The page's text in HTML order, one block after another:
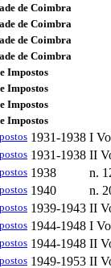
de Coimbra
de Coimbra
de Coimbra
de Coimbra
Impostos
Impostos
Impostos
Impostos
1931-1938 I
1931-1938 II
1938 n.
1940 n.
1939-1943 II
1944-1948 I
1944-1948 II
1949-1953 II